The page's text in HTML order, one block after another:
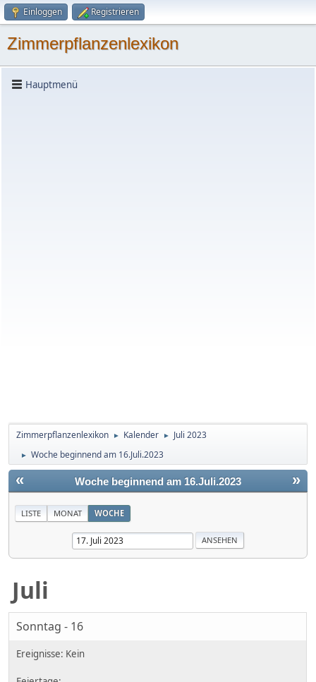
Einloggen Registrieren
Zimmerpflanzenlexikon
Hauptmenü
Zimmerpflanzenlexikon ► Kalender ► Juli 2023
► Woche beginnend am 16.Juli.2023
« »
Woche beginnend am 16.Juli.2023
LISTE MONAT WOCHE
Juli
Sonntag - 16